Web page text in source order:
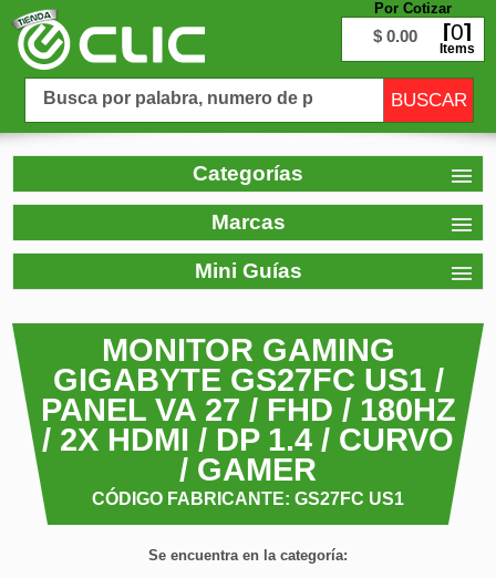
Por Cotizar
$ 0.00 0
Items
Categorías
Marcas
Mini Guías
MONITOR GAMING
GIGABYTE GS27FC US1 /
PANEL VA 27 / FHD / 180HZ
/ 2X HDMI / DP 1.4 / CURVO
/ GAMER
CÓDIGO FABRICANTE: GS27FC US1
Se encuentra en la categoría: